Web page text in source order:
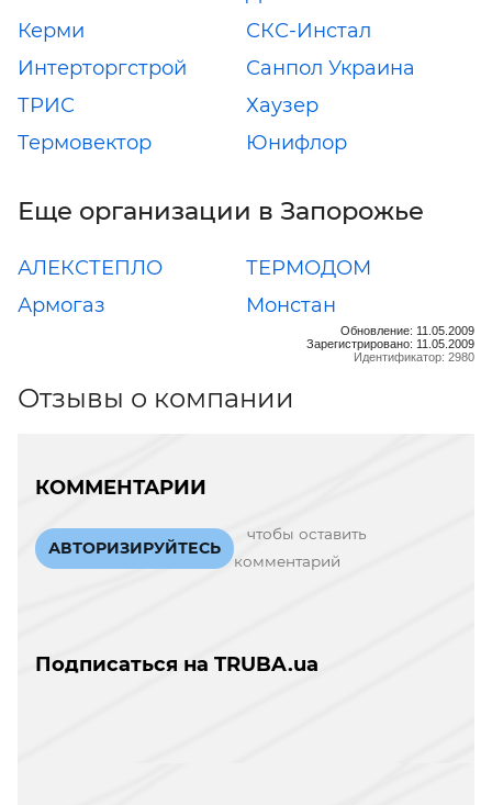
Керми
СКС-Инстал
Интерторгстрой
Санпол Украина
ТРИС
Хаузер
Термовектор
Юнифлор
Еще организации в Запорожье
АЛЕКСТЕПЛО
ТЕРМОДОМ
Армогаз
Монстан
Обновление: 11.05.2009
Зарегистрировано: 11.05.2009
Идентификатор: 2980
Отзывы о компании
КОММЕНТАРИИ
АВТОРИЗИРУЙТЕСЬ
чтобы оставить
комментарий
Подписаться на TRUBA.ua